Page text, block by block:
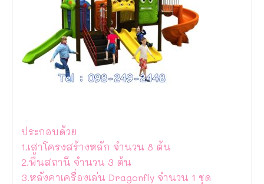
ประกอบด้วย
1.เสาโครงสร้างหลัก จำนวน 8 ต้น
2.พื้นสถานี จำนวน 3 ต้น
3.หลังคาเครื่องเล่น Dragonfly จำนวน 1 ชุด